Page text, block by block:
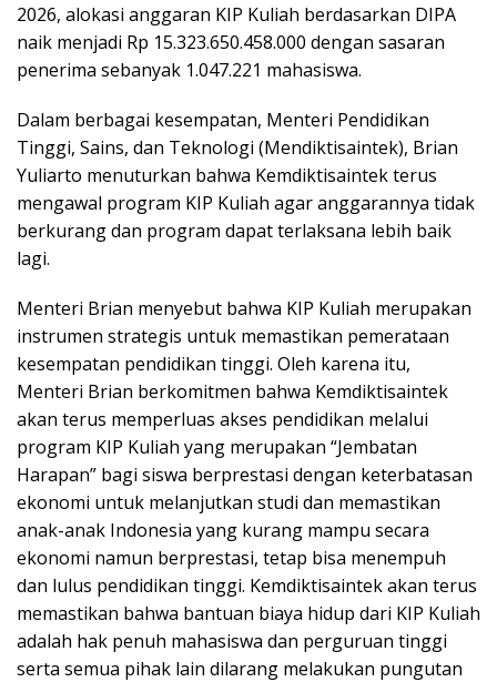
2026, alokasi anggaran KIP Kuliah berdasarkan DIPA
naik menjadi Rp 15.323.650.458.000 dengan sasaran
penerima sebanyak 1.047.221 mahasiswa.
Dalam berbagai kesempatan, Menteri Pendidikan
Tinggi, Sains, dan Teknologi (Mendiktisaintek), Brian
Yuliarto menuturkan bahwa Kemdiktisaintek terus
mengawal program KIP Kuliah agar anggarannya tidak
berkurang dan program dapat terlaksana lebih baik
lagi.
Menteri Brian menyebut bahwa KIP Kuliah merupakan
instrumen strategis untuk memastikan pemerataan
kesempatan pendidikan tinggi. Oleh karena itu,
Menteri Brian berkomitmen bahwa Kemdiktisaintek
akan terus memperluas akses pendidikan melalui
program KIP Kuliah yang merupakan “Jembatan
Harapan” bagi siswa berprestasi dengan keterbatasan
ekonomi untuk melanjutkan studi dan memastikan
anak-anak Indonesia yang kurang mampu secara
ekonomi namun berprestasi, tetap bisa menempuh
dan lulus pendidikan tinggi. Kemdiktisaintek akan terus
memastikan bahwa bantuan biaya hidup dari KIP Kuliah
adalah hak penuh mahasiswa dan perguruan tinggi
serta semua pihak lain dilarang melakukan pungutan